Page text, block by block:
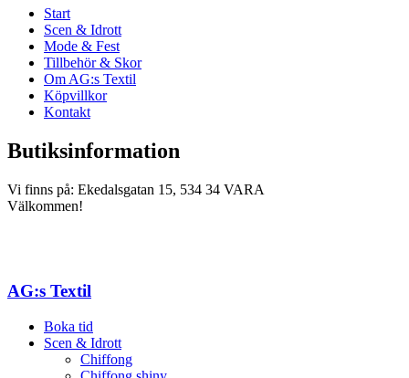
Start
Scen & Idrott
Mode & Fest
Tillbehör & Skor
Om AG:s Textil
Köpvillkor
Kontakt
Butiksinformation
Vi finns på: Ekedalsgatan 15, 534 34 VARA
Välkommen!
AG:s Textil
Boka tid
Scen & Idrott
Chiffong